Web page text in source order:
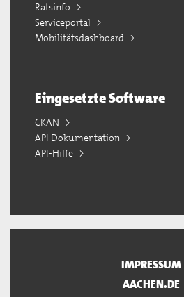
Ratsinfo
Serviceportal
Mobilitätsdashboard
Eingesetzte Software
CKAN
API Dokumentation
API-Hilfe
IMPRESSUM
AACHEN.DE